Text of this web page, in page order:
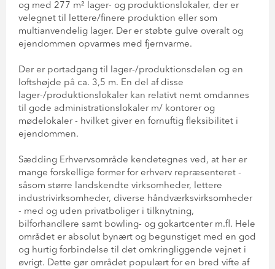
og med 277 m² lager- og produktionslokaler, der er
velegnet til lettere/finere produktion eller som
multianvendelig lager. Der er støbte gulve overalt og
ejendommen opvarmes med fjernvarme.
Der er portadgang til lager-/produktionsdelen og en
loftshøjde på ca. 3,5 m. En del af disse
lager-/produktionslokaler kan relativt nemt omdannes
til gode administrationslokaler m/ kontorer og
mødelokaler - hvilket giver en fornuftig fleksibilitet i
ejendommen.
Sædding Erhvervsområde kendetegnes ved, at her er
mange forskellige former for erhverv repræsenteret -
såsom større landskendte virksomheder, lettere
industrivirksomheder, diverse håndværksvirksomheder
- med og uden privatboliger i tilknytning,
bilforhandlere samt bowling- og gokartcenter m.fl. Hele
området er absolut bynært og begunstiget med en god
og hurtig forbindelse til det omkringliggende vejnet i
øvrigt. Dette gør området populært for en bred vifte af